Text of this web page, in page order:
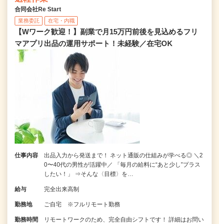
合同会社Re Start
業務委託 在宅・内職
【Wワーク歓迎！】副業で月15万円前後を見込めるフリ
マアプリ出品の運用サポート！未経験／在宅OK
仕事内容
出品入力から発送まで！ ネット通販の仕組みが学べる◎ ＼2
0〜40代の男性が活躍中／ 「毎月の給料に“あと少し”プラス
したい！」 ⇒そんな〈目標〉を…
給与 完全出来高制
勤務地 ご自宅 ※フルリモート勤務
勤務時間
リモートワークのため、完全自由シフトです！ 詳細はお問い